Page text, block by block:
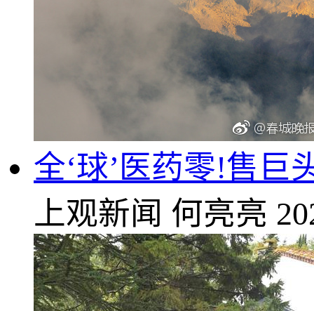
全‘球’医药零!售巨
上观新闻 何亮亮